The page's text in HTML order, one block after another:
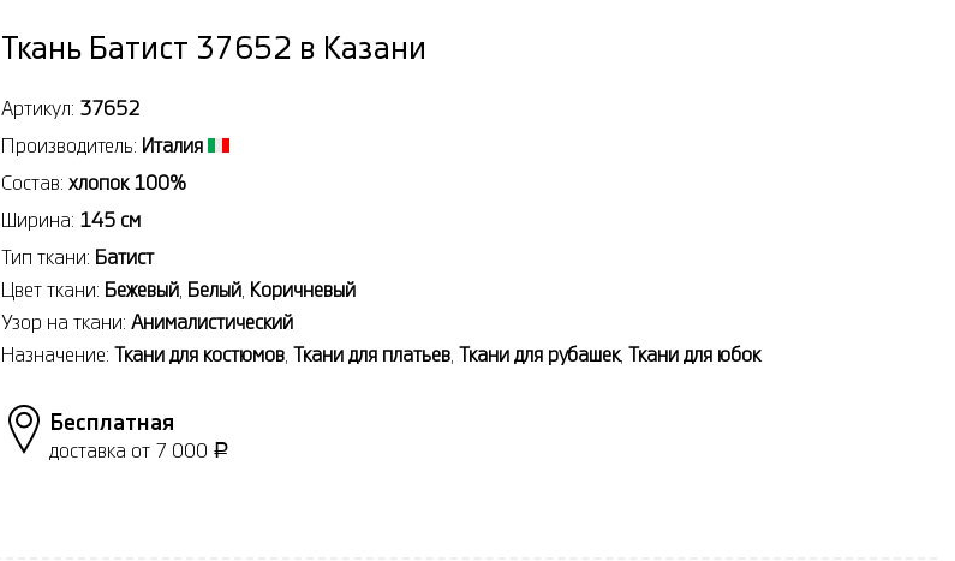
Ткань Батист 37652 в Казани
Артикул: 37652
Производитель: Италия
Состав: хлопок 100%
Ширина: 145 см
Тип ткани: Батист
Цвет ткани: Бежевый Белый Коричневый
Узор на ткани: Анималистический
Назначение: Ткани для костюмов Ткани для платьев Ткани для рубашек, Ткани для юбок
Бесплатная
доставка от 7 000 Р